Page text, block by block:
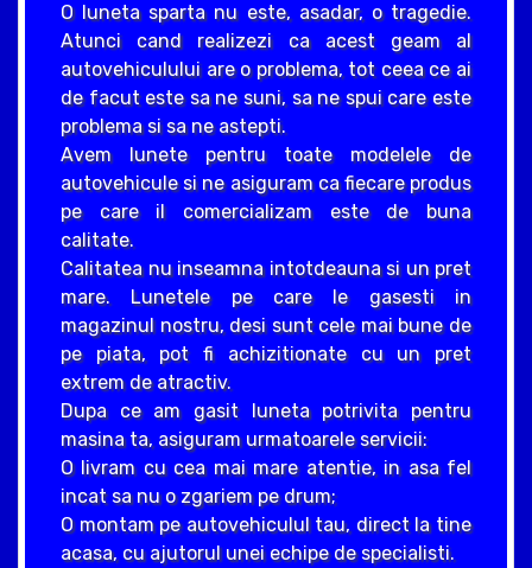
O luneta sparta nu este, asadar, o tragedie.
Atunci cand realizezi ca acest geam al
autovehiculului are o problema, tot ceea ce ai
de facut este sa ne suni, sa ne spui care este
problema si sa ne astepti.
Avem lunete pentru toate modelele de
autovehicule si ne asiguram ca fiecare produs
pe care il comercializam este de buna
calitate.
Calitatea nu inseamna intotdeauna si un pret
mare. Lunetele pe care le gasesti in
magazinul nostru, desi sunt cele mai bune de
pe piata, pot fi achizitionate cu un pret
extrem de atractiv.
Dupa ce am gasit luneta potrivita pentru
masina ta, asiguram urmatoarele servicii:
O livram cu cea mai mare atentie, in asa fel
incat sa nu o zgariem pe drum;
O montam pe autovehiculul tau, direct la tine
acasa, cu ajutorul unei echipe de specialisti.